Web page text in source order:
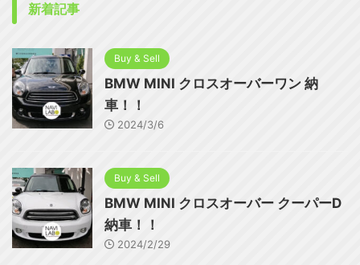
新着記事
Buy & Sell
BMW MINI クロスオーバーワン 納
車！！
2024/3/6
Buy & Sell
BMW MINI クロスオーバー クーパーD
納車！！
2024/2/29